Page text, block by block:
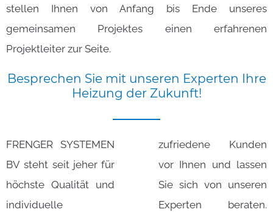
stellen Ihnen von Anfang bis Ende unseres
gemeinsamen Projektes einen erfahrenen
Projektleiter zur Seite.
Besprechen Sie mit unseren Experten
Ihre
Heizung der Zukunft!
FRENGER SYSTEMEN
BV steht seit jeher für
höchste Qualität und
individuelle
zufriedene Kunden
vor Ihnen und lassen
Sie sich von unseren
Experten beraten.